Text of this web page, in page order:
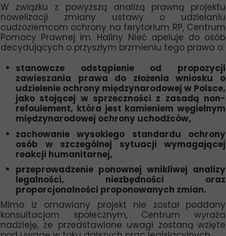
W związku z powyższą analizą prawną projektu
nowelizacji zmiany ustawy o udzielaniu
cudzoziemcom ochrony na terytorium RP, Centrum
Pomocy Prawnej im. Haliny Nieć apeluje do osób
decydujących o przyszłym brzmieniu tego prawa o:
stanowcze odstąpienie od propozycji
zawieszania prawa do złożenia wniosku o
udzielenie ochrony międzynarodowej w Polsce,
jako stojącej w sprzeczności z zasadą non-
refoulement, która jest kamieniem węgielnym
międzynarodowej ochrony uchodźców,
zachowanie wysokiego standardu ochrony
osób w szczególnej sytuacji wymagającej
reakcji humanitarnej,
przeprowadzenie ponownej wnikliwej analizy
legalności, niezbędności oraz
proporcjonalności proponowanych zmian.
Mimo iż omawiany projekt nie został poddany
konsultacjom społecznym, Centrum wyraża
nadzieję, że przedstawione uwagi zostaną wzięte